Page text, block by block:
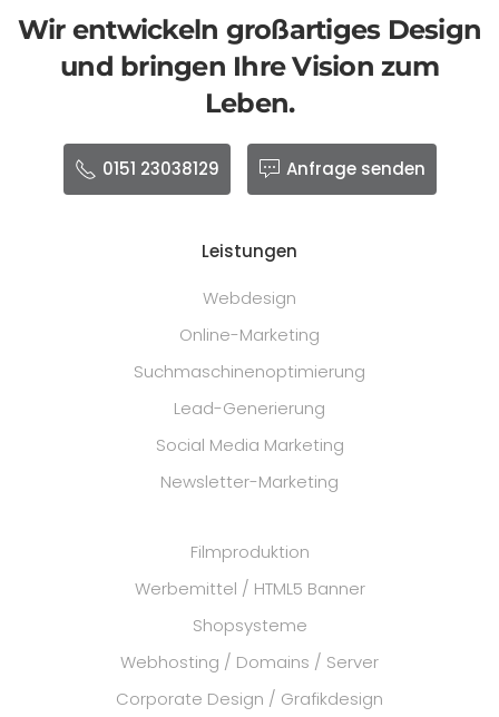
Wir entwickeln großartiges Design
und bringen Ihre Vision zum
Leben.
0151 23038129 Anfrage senden
Leistungen
Webdesign
Online-Marketing
Suchmaschinenoptimierung
Lead-Generierung
Social Media Marketing
Newsletter-Marketing
Filmproduktion
Werbemittel / HTML5 Banner
Shopsysteme
Webhosting / Domains / Server
Corporate Design / Grafikdesign